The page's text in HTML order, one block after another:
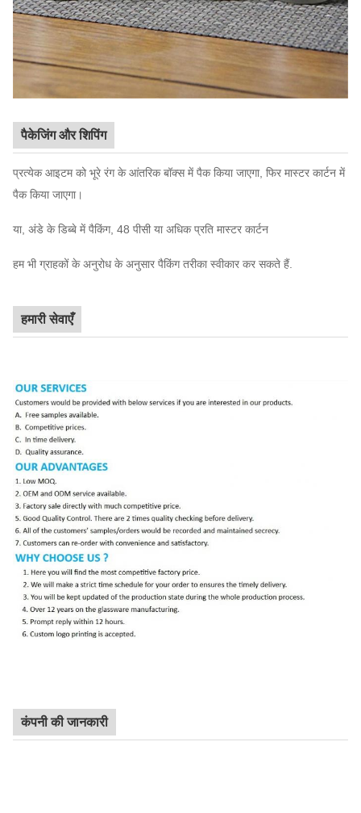
पैकेजिंग और शिपिंग
प्रत्येक आइटम को भूरे रंग के आंतरिक बॉक्स में पैक किया जाएगा, फिर मास्टर कार्टन में
पैक किया जाएगा।
या, अंडे के डिब्बे में पैकिंग, 48 पीसी या अधिक प्रति मास्टर कार्टन
हम भी ग्राहकों के अनुरोध के अनुसार पैकिंग तरीका स्वीकार कर सकते हैं.
हमारी सेवाएँ
कंपनी की जानकारी